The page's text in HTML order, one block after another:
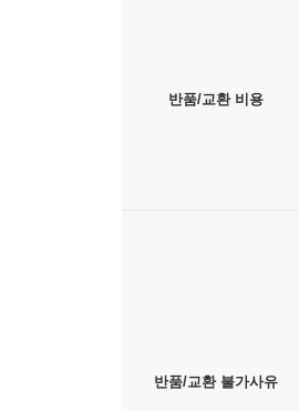
반품/교환 비용
반품/교환 불가사유